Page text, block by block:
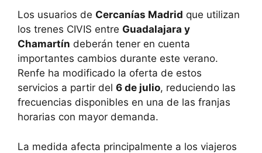
Los usuarios de Cercanías Madrid que utilizan
los trenes CIVIS entre Guadalajara y
Chamartín deberán tener en cuenta
importantes cambios durante este verano.
Renfe ha modificado la oferta de estos
servicios a partir del 6 de julio, reduciendo las
frecuencias disponibles en una de las franjas
horarias con mayor demanda.
La medida afecta principalmente a los viajeros